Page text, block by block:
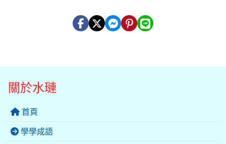
關於水璉
首頁
學學成語